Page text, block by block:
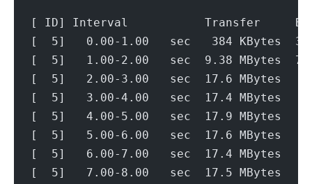
[ ID] Interval           Transfer
[  5]   0.00-1.00   sec   384
[  5]   1.00-2.00   sec  9.38
[  5]   2.00-3.00   sec  17.6
[  5]   3.00-4.00   sec  17.4
[  5]   4.00-5.00   sec  17.9
[  5]   5.00-6.00   sec  17.6
[  5]   6.00-7.00   sec  17.4
[  5]   7.00-8.00   sec  17.5